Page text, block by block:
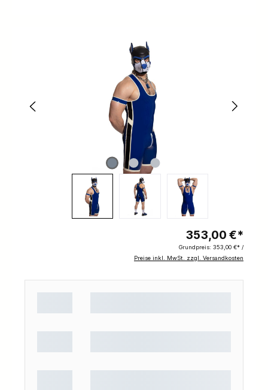
353,00 €*
Grundpreis: 353,00 €* /
Preise inkl. MwSt. zzgl. Versandkosten